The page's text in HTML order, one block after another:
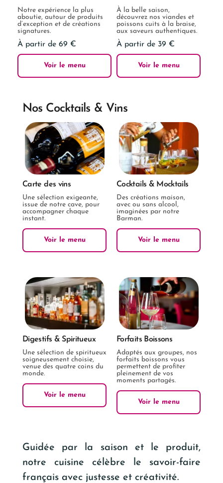
Notre expérience la plus
aboutie, autour de produits
d’exception et de créations
signatures.
À partir de 69 €
Voir le menu
À la belle saison,
découvrez nos viandes et
poissons cuits à la braise,
aux saveurs authentiques.
À partir de 39 €
Voir le menu
Nos Cocktails & Vins
Carte des vins
Une sélection exigeante,
issue de notre cave, pour
accompagner chaque
instant.
Voir le menu
Cocktails & Mocktails
Des créations maison,
avec ou sans alcool,
imaginées par notre
Barman.
Voir le menu
Digestifs & Spiritueux
Une sélection de spiritueux
soigneusement choisie,
venue des quatre coins du
monde.
Voir le menu
Forfaits Boissons
Adaptés aux groupes, nos
forfaits boissons vous
permettent de profiter
pleinement de vos
moments partagés.
Voir le menu
Guidée par la saison et le produit,
notre cuisine célèbre le savoir-faire
français avec justesse et créativité.